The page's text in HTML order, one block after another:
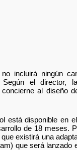
incluirá ningún
el director,
al diseño
está disponible en
de 18 meses.
existirá una
que será lanzado